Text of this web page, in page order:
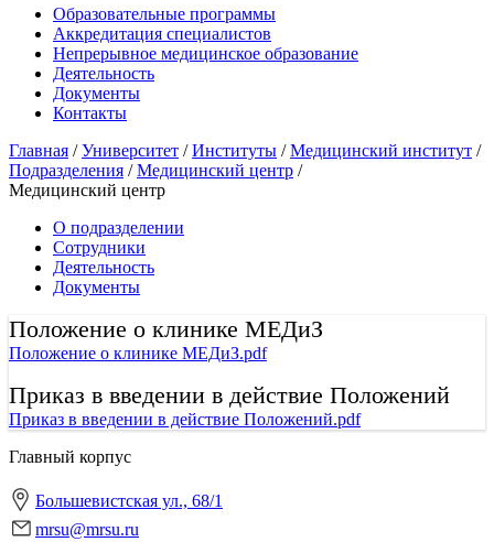
Образовательные программы
Аккредитация специалистов
Непрерывное медицинское образование
Деятельность
Документы
Контакты
Главная /Университет /Институты /Медицинский институт /
Подразделения /Медицинский центр /
Медицинский центр
О подразделении
Сотрудники
Деятельность
Документы
Положение о клинике МЕДиЗ
Положение о клинике МЕДиЗ.pdf
Приказ в введении в действие Положений
Приказ в введении в действие Положений.pdf
Главный корпус
Большевистская ул., 68/1
mrsu@mrsu.ru